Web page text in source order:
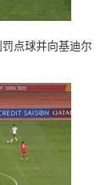
点球并向基迪尔